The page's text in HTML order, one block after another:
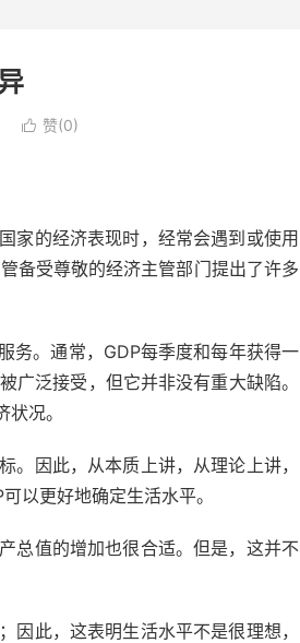
 赞(0)
家的经济表现时，经常会遇到或使用
备受尊敬的经济主管部门提出了许多
务。通常， GDP每季度和每年获得一
广泛接受，但它并非没有重大缺陷。
况。
因此，从本质上讲，从理论上讲，
以更好地确定生活水平。
总值的增加也很合适。但是，这并不
此，这表明生活水平不是很理想，